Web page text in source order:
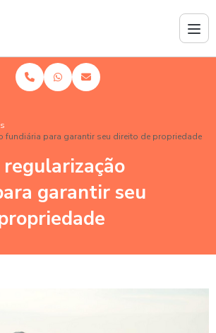
fundiária para garantir seu direito de propriedade
garantir seu